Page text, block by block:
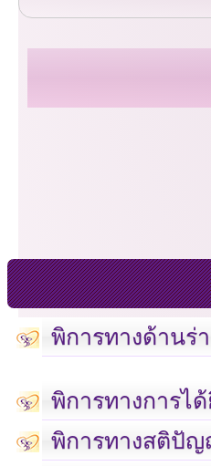
พิการทางด้านร่
พิการทางการไ
พิการทางสติปั